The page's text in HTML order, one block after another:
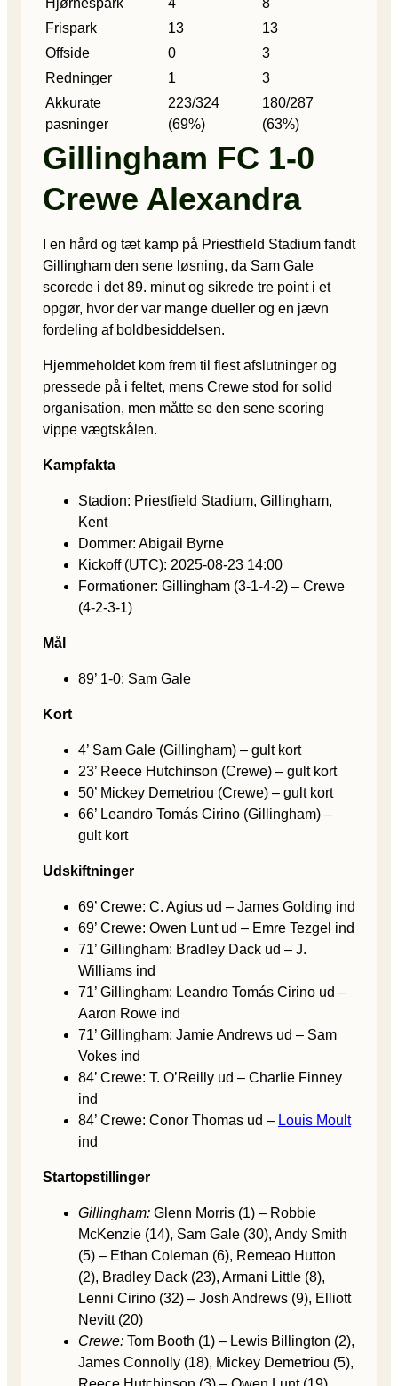
Frispark
13
13
Offside
0
3
Redninger
1
3
Akkurate
pasninger
223/324
(69%)
180/287
(63%)
Gillingham FC 1-0
Crewe Alexandra
I en hård og tæt kamp på Priestfield Stadium fandt
Gillingham den sene løsning, da Sam Gale
scorede i det 89. minut og sikrede tre point i et
opgør, hvor der var mange dueller og en jævn
fordeling af boldbesiddelsen.
Hjemmeholdet kom frem til flest afslutninger og
pressede på i feltet, mens Crewe stod for solid
organisation, men måtte se den sene scoring
vippe vægtskålen.
Kampfakta
Stadion: Priestfield Stadium, Gillingham,
Kent
Dommer: Abigail Byrne
Kickoff (UTC): 2025-08-23 14:00
Formationer: Gillingham (3-1-4-2) – Crewe
(4-2-3-1)
Mål
89’ 1-0: Sam Gale
Kort
4’ Sam Gale (Gillingham) – gult kort
23’ Reece Hutchinson (Crewe) – gult kort
50’ Mickey Demetriou (Crewe) – gult kort
66’ Leandro Tomás Cirino (Gillingham) –
gult kort
Udskiftninger
69’ Crewe: C. Agius ud – James Golding ind
69’ Crewe: Owen Lunt ud – Emre Tezgel ind
71’ Gillingham: Bradley Dack ud – J.
Williams ind
71’ Gillingham: Leandro Tomás Cirino ud –
Aaron Rowe ind
71’ Gillingham: Jamie Andrews ud – Sam
Vokes ind
84’ Crewe: T. O’Reilly ud – Charlie Finney
ind
84’ Crewe: Conor Thomas ud – Louis Moult
ind
Startopstillinger
Gillingham: Glenn Morris (1) – Robbie
McKenzie (14), Sam Gale (30), Andy Smith
(5) – Ethan Coleman (6), Remeao Hutton
(2), Bradley Dack (23), Armani Little (8),
Lenni Cirino (32) – Josh Andrews (9), Elliott
Nevitt (20)
Crewe: Tom Booth (1) – Lewis Billington (2),
James Connolly (18), Mickey Demetriou (5),